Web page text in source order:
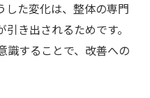
した変化は、整体の専門
き出されるためです。
識することで、改善への